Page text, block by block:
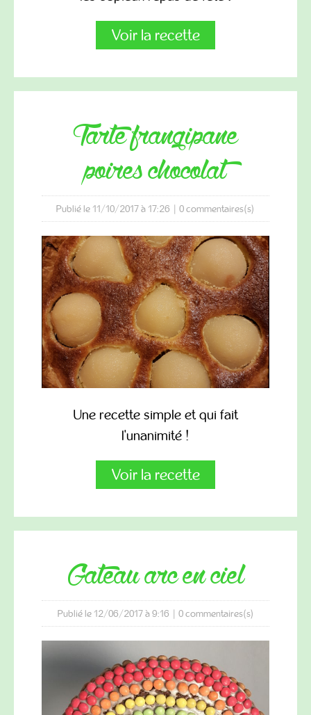
Voir la recette
tarte frangipane
poires chocolat
Publié le 11/10/2017 à 17:26 0commentaires(s)
Une recette simple et qui fait
l'unanimité !
Voir la recette
gateau arc en ciel
Publié le 12/06/2017 à 9:16 | 0commentaires(s)